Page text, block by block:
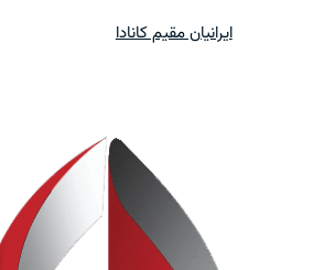
ایرانیان مقیم کانادا